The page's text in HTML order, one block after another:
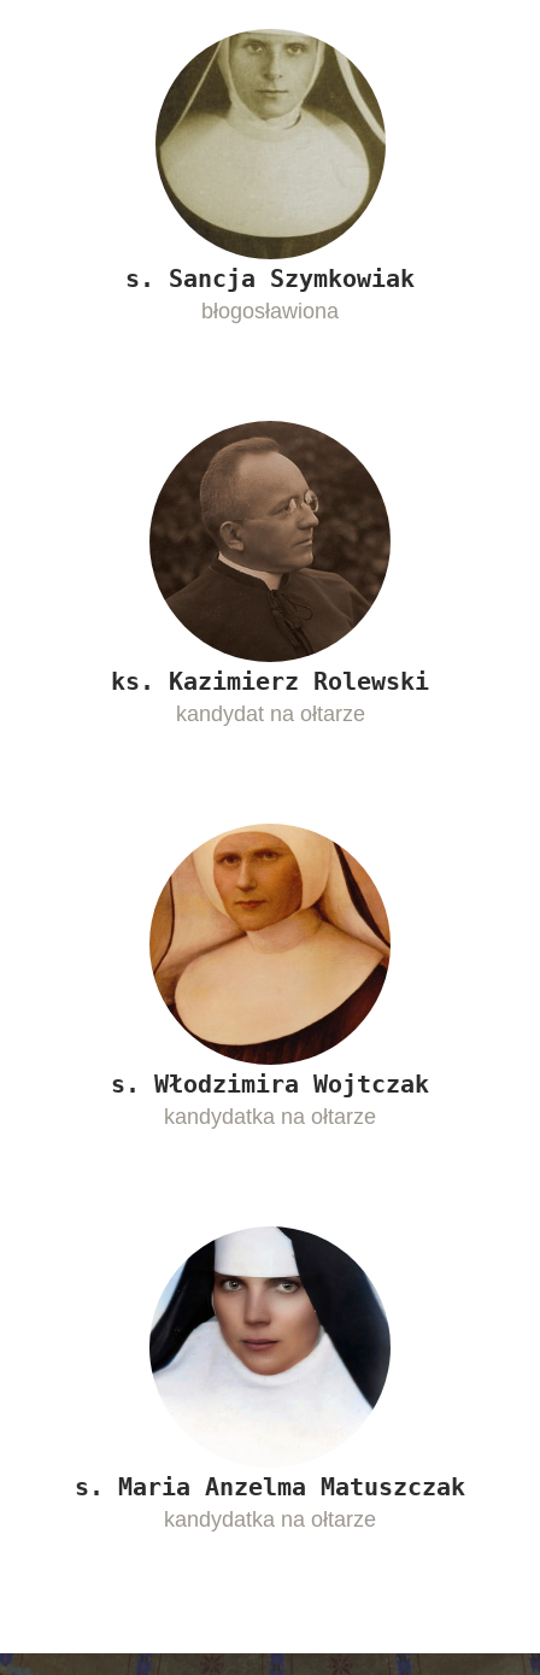
s. Sancja Szymkowiak
błogosławiona
ks. Kazimierz Rolewski
kandydat na ołtarze
s. Włodzimira Wojtczak
kandydatka na ołtarze
s. Maria Anzelma Matuszczak
kandydatka na ołtarze